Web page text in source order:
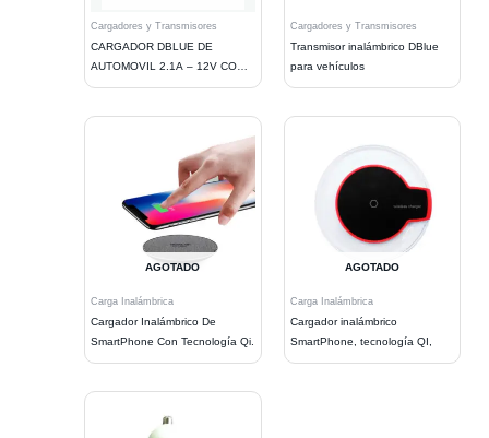
Cargadores y Transmisores
CARGADOR DBLUE DE
AUTOMOVIL 2.1A – 12V CON 2
PUERTOS USB Y CABLE IOS,
Cargadores y Transmisores
Transmisor inalámbrico DBlue
para vehículos
AGOTADO
Carga Inalámbrica
Cargador Inalámbrico De
SmartPhone Con Tecnología Qi.
AGOTADO
Carga Inalámbrica
Cargador inalámbrico
SmartPhone, tecnología QI,